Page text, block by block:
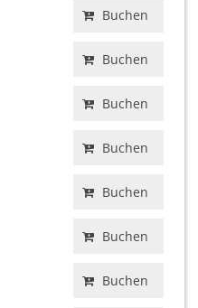
Buchen
Buchen
Buchen
Buchen
Buchen
Buchen
Buchen